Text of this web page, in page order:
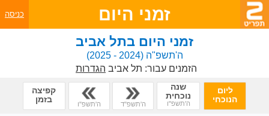
זמני היום כניסה
זמני היום בתל אביב
ה'תשפ"ה(2024 - 2025)
הזמנים עבור: תל אביב הגדרות
ליום
הנוכחי
שנה
נוכחית
ה'תשפ"ו ה'תשפ"ד ה'תשפ"ו
קפיצה
בזמן